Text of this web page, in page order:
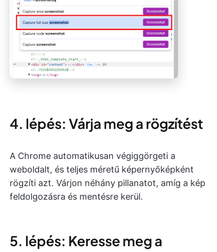
4. lépés: Várja meg a rögzítést
A Chrome automatikusan végiggörgeti a
weboldalt, és teljes méretű képernyőképként
rögzíti azt. Várjon néhány pillanatot, amíg a kép
feldolgozásra és mentésre kerül.
5. lépés: Keresse meg a